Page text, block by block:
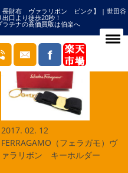
長財布 ヴァラリボン ピンク】 | 世田谷
口より徒歩20秒！
チナの高価買取は伯楽へ
2017. 02. 12
FERRAGAMO（フェラガモ）ヴ
ァラリボン キーホルダー